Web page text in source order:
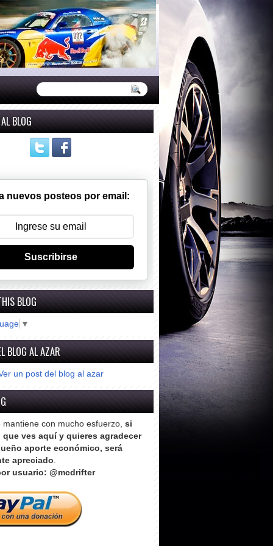
BLOG
nuevos posteos por email:
Suscribirse
BLOG
▼
BLOG AL AZAR
un post del blog al azar
mantiene con mucho esfuerzo, si
ves aquí y quieres agradecer
aporte económico, será
apreciado.
usuario: @mcdrifter